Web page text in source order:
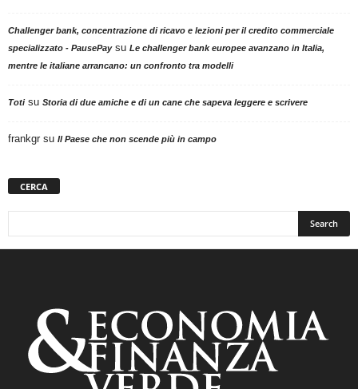
Challenger bank, concentrazione di ricavo e lezioni per il credito commerciale
specializzato - PausePaysu Le challenger bank europee avanzano in Italia,
mentre le italiane arrancano: un confronto tra modelli
Totisu Storia di due amiche e di un cane che sapeva leggere e scrivere
frankgr su Il Paese che non scende più in campo
CERCA